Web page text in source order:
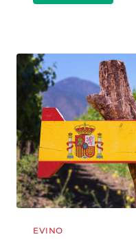
EVINO